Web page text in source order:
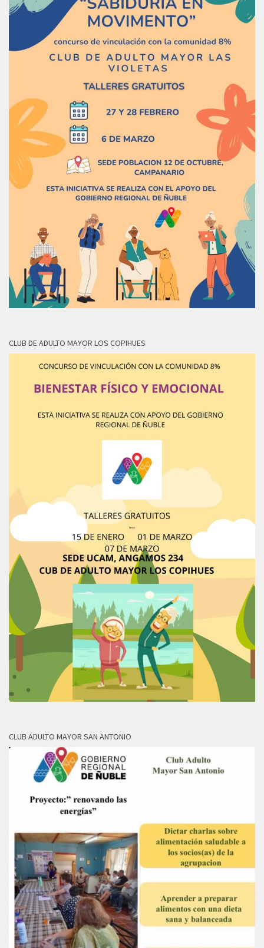
CLUB DE ADULTO MAYOR LOS COPIHUES
CLUB ADULTO MAYOR SAN ANTONIO